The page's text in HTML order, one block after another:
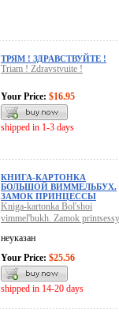
ТРЯМ ! ЗДРАВСТВУЙТЕ !
Triam ! Zdravstvuite !
Your Price: $16.95
shipped in 1-3 days
КНИГА-КАРТОНКА
БОЛЬШОЙ ВИММЕЛЬБУХ.
ЗАМОК ПРИНЦЕССЫ
Kniga-kartonka Bol'shoi
vimmel'bukh. Zamok printsessy
неуказан
Your Price: $25.56
shipped in 14-20 days